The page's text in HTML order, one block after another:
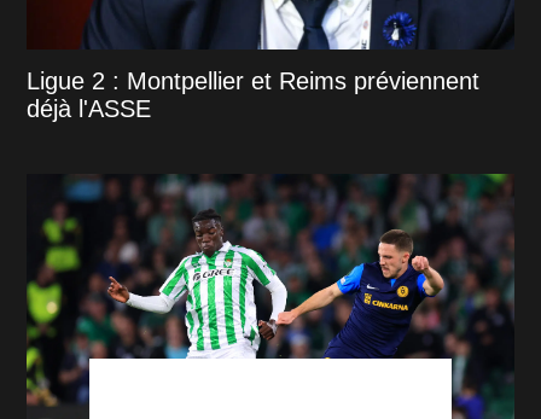
Ligue 2 : Montpellier et Reims préviennent
déjà l'ASSE